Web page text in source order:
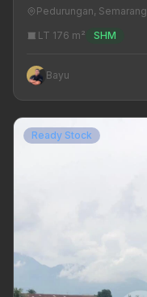
Pedurungan, Semarang
LT 176 m²
SHM
Bayu
Ready Stock